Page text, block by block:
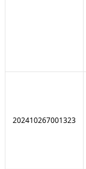
202410267001323